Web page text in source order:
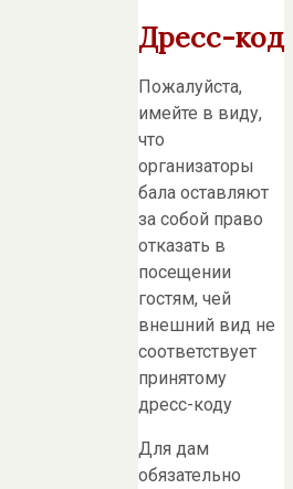
Дресс-код
Пожалуйста,
имейте в виду,
что
организаторы
бала оставляют
за собой право
отказать в
посещении
гостям, чей
внешний вид не
соответствует
принятому
дресс-коду
Для дам
обязательно